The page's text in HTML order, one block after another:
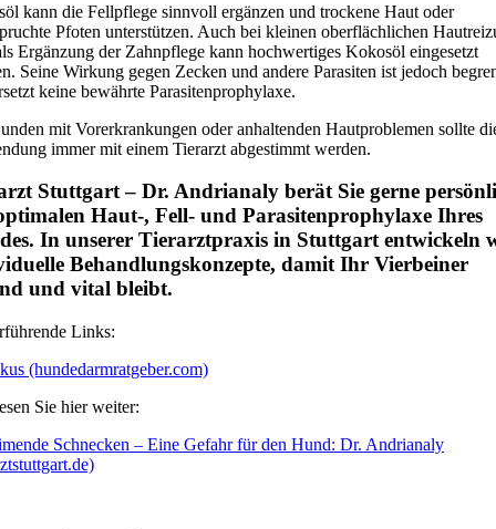
kann die Fellpflege sinnvoll ergänzen und trockene Haut oder
Pfoten unterstützen. Auch bei kleinen oberflächlichen
Ergänzung der Zahnpflege kann hochwertiges Kokosöl eingesetzt
Seine Wirkung gegen Zecken und andere Parasiten ist jedoch
keine bewährte Parasitenprophylaxe.
mit Vorerkrankungen oder anhaltenden Hautproblemen sollte
immer mit einem Tierarzt abgestimmt werden.
Stuttgart – Dr. Andrianaly berät Sie gerne
Haut-, Fell- und Parasitenprophylaxe Ihres
In unserer Tierarztpraxis in Stuttgart entwickeln
Behandlungskonzepte, damit Ihr Vierbeiner
und vital bleibt.
Links:
(hundedarmratgeber.com)
Sie hier weiter:
Schnecken – Eine Gefahr für den Hund: Dr. Andrianaly